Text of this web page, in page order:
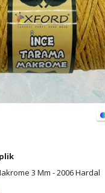
3 Mm - 2006 Hardal